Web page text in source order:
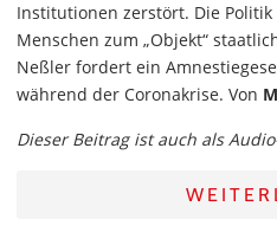
Institutionen zerstört. Die
Menschen zum „Objekt“
Neßler fordert ein
während der Coronakrise. Von
Dieser Beitrag ist auch als